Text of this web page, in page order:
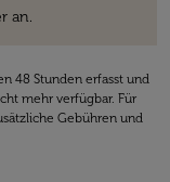
an.
48 Stunden erfasst und
mehr verfügbar. Für
Gebühren und